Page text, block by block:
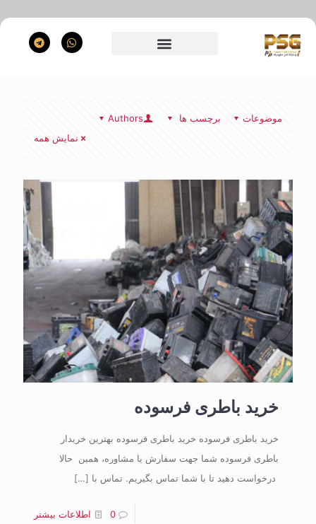
موضوعات برچسب ها
Authors
نمایش همه
خرید باطری فرسوده
خرید باطری فرسوده خرید باطری فرسوده بهترین خریدار
باطری فرسوده شما جهت سفارش یا مشاوره، همین حالا
درخواست دهید تا با شما تماس بگیریم. تماس با […]
0 اطلاعات بیشتر